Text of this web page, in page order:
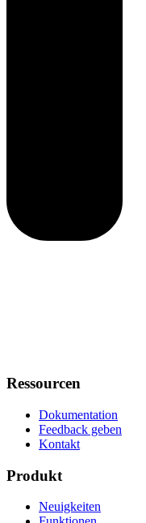
Ressourcen
Dokumentation
Feedback geben
Kontakt
Produkt
Neuigkeiten